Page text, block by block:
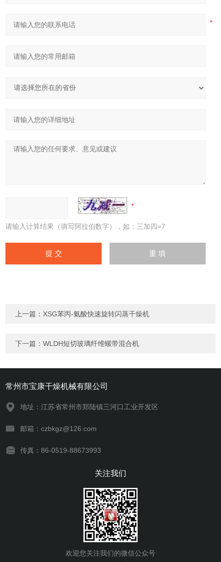
请输入计算结果（填写阿拉伯数字），如：三加四=7
上一篇： XSG苯丙-氨酸快速旋转闪蒸干燥机
下一篇：WLDH短切玻璃纤维螺带混合机
常州市宝康干燥机械有限公司
地址：江苏省常州市郑陆镇三河口工业开发区
邮箱：czbkgz@126.com
传真：86-0519-88673993
关注我们
欢迎您关注我们的微信公众号